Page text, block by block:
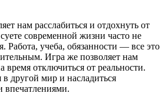
нам расслабиться и отдохнуть от
современной жизни часто не
Работа, учеба, обязанности — все это
Игра же позволяет нам
время отключиться от реальности.
другой мир и насладиться